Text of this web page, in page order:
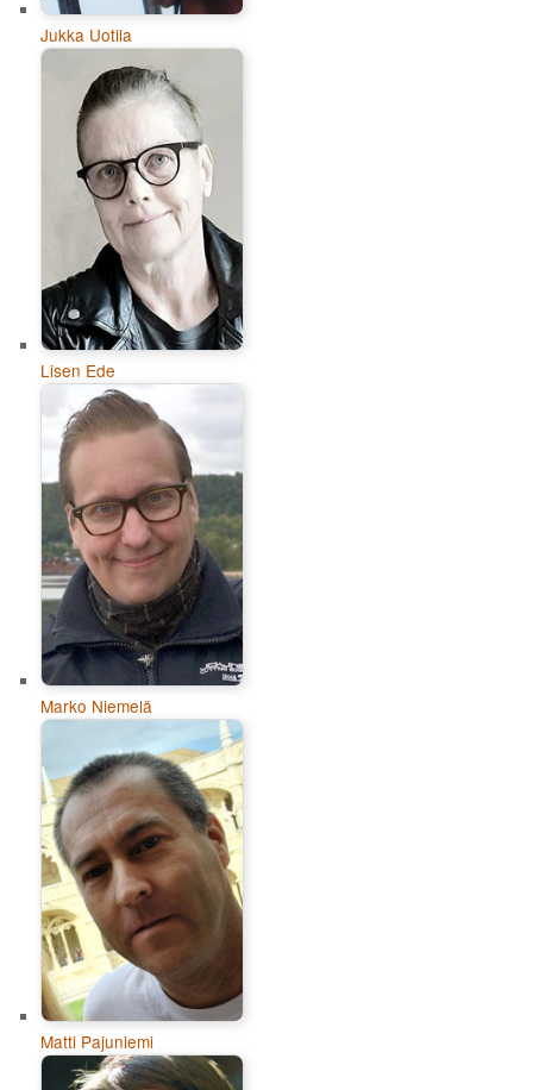
Jukka Uotila
Lisen Ede
Marko Niemelä
Matti Pajuniemi